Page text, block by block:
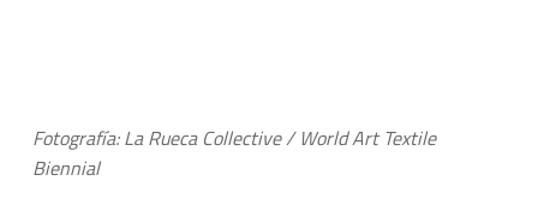
Fotografía: La Rueca Collective / World Art Textile
Biennial